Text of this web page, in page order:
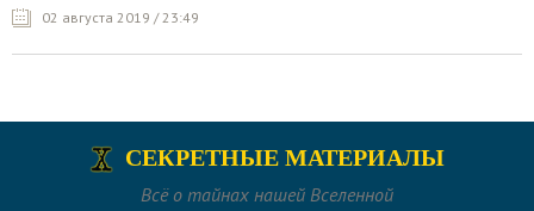
02 августа 2019 / 23:49
СЕКРЕТНЫЕ МАТЕРИАЛЫ
Всё о тайнах нашей Вселенной